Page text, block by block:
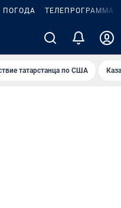
ПОГОДА ТЕЛЕПРОГРАММА
татарстанца по США